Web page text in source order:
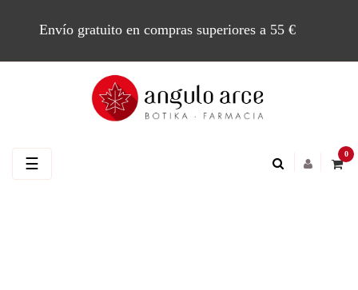
Envío gratuito en compras superiores a 55 €
0
Navegación
☰